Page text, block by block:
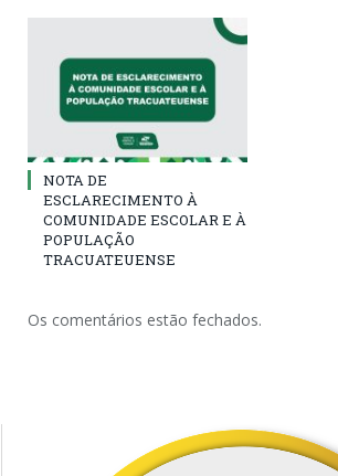
NOTA DE
ESCLARECIMENTO À
COMUNIDADE ESCOLAR E À
POPULAÇÃO
TRACUATEUENSE
Os comentários estão fechados.